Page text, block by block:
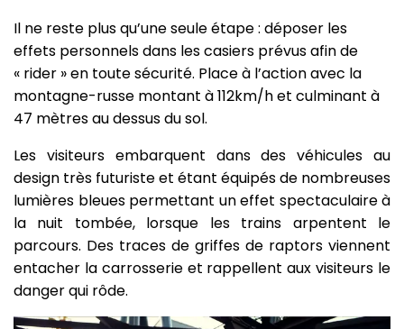
Il ne reste plus qu’une seule étape : déposer les
effets personnels dans les casiers prévus afin de
« rider » en toute sécurité. Place à l’action avec la
montagne-russe montant à 112km/h et culminant à
47 mètres au dessus du sol.
Les visiteurs embarquent dans des véhicules au
design très futuriste et étant équipés de nombreuses
lumières bleues permettant un effet spectaculaire à
la nuit tombée, lorsque les trains arpentent le
parcours. Des traces de griffes de raptors viennent
entacher la carrosserie et rappellent aux visiteurs le
danger qui rôde.